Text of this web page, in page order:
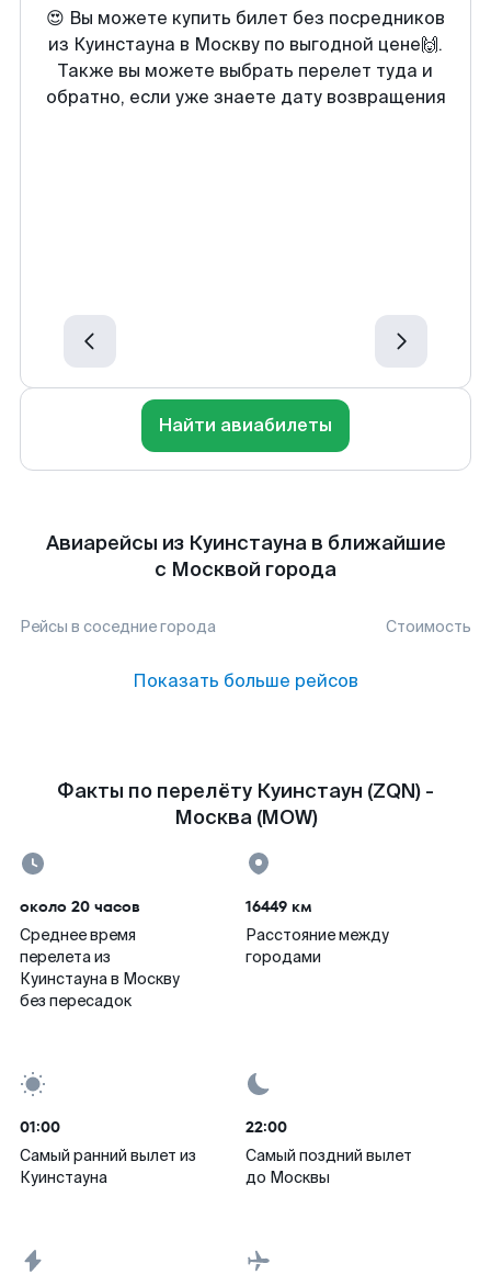
😍 Вы можете купить билет без посредников
из Куинстауна в Москву по выгодной цене🙌.
Также вы можете выбрать перелет туда и
обратно, если уже знаете дату возвращения
Найти авиабилеты
Авиарейсы из Куинстауна в ближайшие
с Москвой города
Рейсы в соседние города Стоимость
Показать больше рейсов
Факты по перелёту Куинстаун (ZQN) -
Москва (MOW)
около 20 часов
Среднее время
перелета из
Куинстауна в Москву
без пересадок
16449 км
Расстояние между
городами
01:00
Самый ранний вылет из
Куинстауна
22:00
Самый поздний вылет
до Москвы